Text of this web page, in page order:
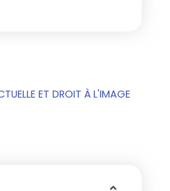
ET DROIT À L'IMAGE